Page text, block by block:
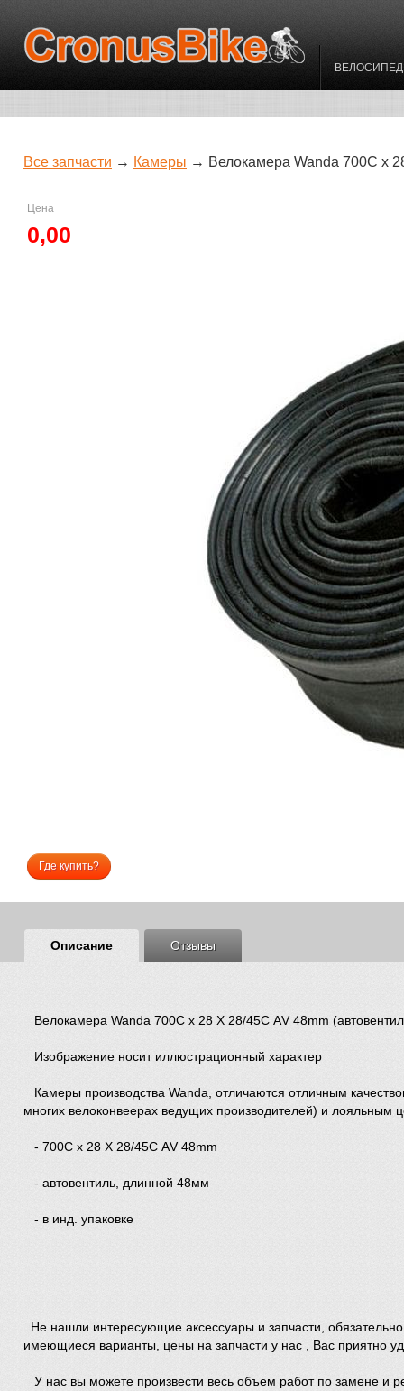
Все запчасти → Камеры → Велокамера Wanda 700С х
Цена
0,00
Где купить?
Описание Отзывы
Велокамера Wanda 700С х 28 X 28/45С АV 48mm
Изображение носит иллюстрационный характер
Камеры производства Wanda, отличаются отличным
многих велоконвеерах ведущих производителей) и лояльным
- 700С х 28 X 28/45С АV 48mm
- автовентиль, длинной 48мм
- в инд. упаковке
Не нашли интересующие аксессуары и запчасти,
имеющиеся варианты, цены на запчасти у нас , Вас приятно
У нас вы можете произвести весь объем работ по замене и